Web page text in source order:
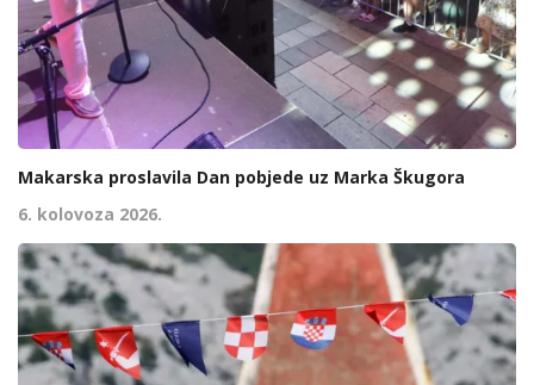
Makarska proslavila Dan pobjede uz Marka Škugora
6. kolovoza 2026.